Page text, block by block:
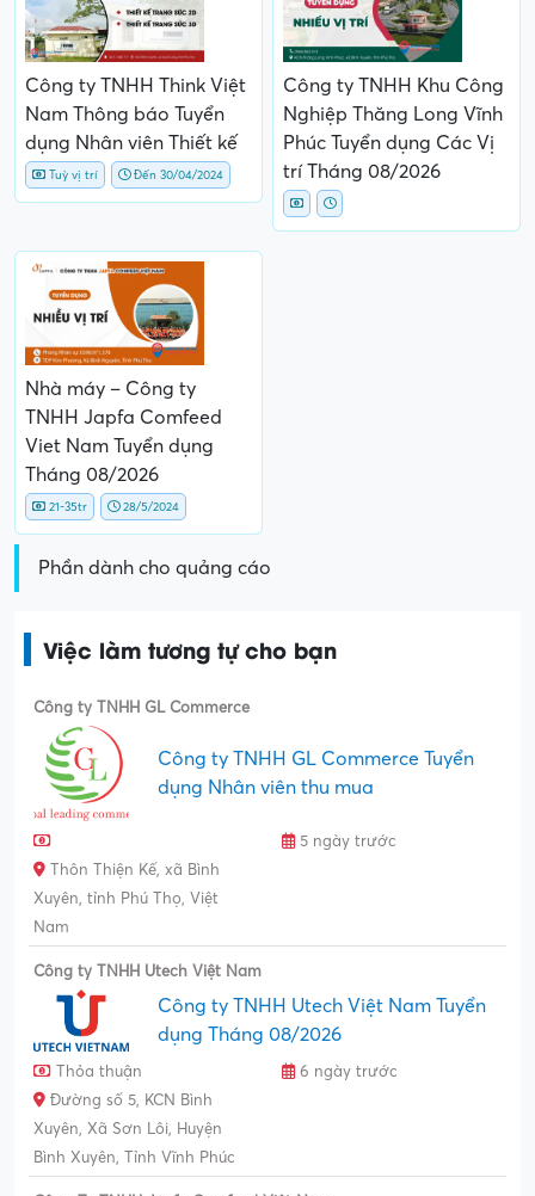
Công ty TNHH Think Việt
Nam Thông báo Tuyển
dụng Nhân viên Thiết kế
Tuỳ vị trí Đến 30/04/2024
Công ty TNHH Khu Công
Nghiệp Thăng Long Vĩnh
Phúc Tuyển dụng Các Vị
trí Tháng 08/2026
Nhà máy – Công ty
TNHH Japfa Comfeed
Viet Nam Tuyển dụng
Tháng 08/2026
21-35tr 28/5/2024
Phần dành cho quảng cáo
Việc làm tương tự cho bạn
Công ty TNHH GL Commerce
Công ty TNHH GL Commerce Tuyển
dụng Nhân viên thu mua
5 ngày trước
Thôn Thiện Kế, xã Bình
Xuyên, tỉnh Phú Thọ, Việt
Nam
Công ty TNHH Utech Việt Nam
Công ty TNHH Utech Việt Nam Tuyển
dụng Tháng 08/2026
Thỏa thuận
6 ngày trước
Đường số 5, KCN Bình
Xuyên, Xã Sơn Lôi, Huyện
Bình Xuyên, Tỉnh Vĩnh Phúc